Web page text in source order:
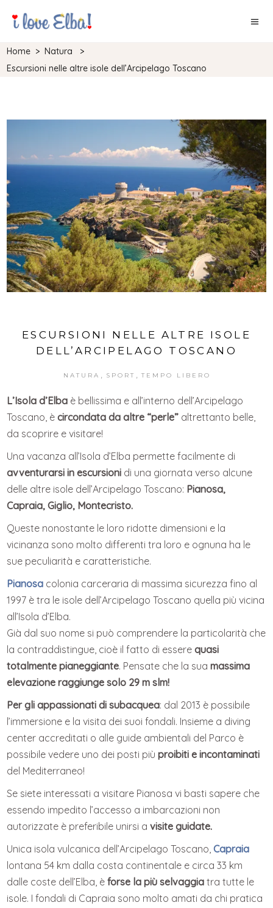
Home >Natura
>
Escursioni nelle altre isole dell’Arcipelago Toscano
ESCURSIONI NELLE ALTRE ISOLE
DELL’ARCIPELAGO TOSCANO
NATURA SPORT TEMPO LIBERO
L’Isola d’Elba è bellissima e all’interno dell’Arcipelago
Toscano, ècircondata da altre “perle” altrettanto belle,
da scoprire e visitare!
Una vacanza all’Isola d’Elba permette facilmente di
avventurarsi in escursioni di una giornata verso alcune
delle altre isole dell’Arcipelago Toscano: Pianosa,
Capraia, Giglio, Montecristo.
Queste nonostante le loro ridotte dimensioni e la
vicinanza sono molto differenti tra loro e ognuna ha le
sue peculiarità e caratteristiche.
Pianosa colonia carceraria di massima sicurezza fino al
1997 è tra le isole dell’Arcipelago Toscano quella più vicina
all’Isola d’Elba.
Già dal suo nome si può comprendere la particolarità che
la contraddistingue, cioè il fatto di essere quasi
totalmente pianeggiante. Pensate che la suamassima
elevazione raggiunge solo 29 m slm!
Per gli appassionati di subacquea: dal 2013 è possibile
l’immersione e la visita dei suoi fondali. Insieme a diving
center accreditati o alle guide ambientali del Parco è
possibile vedere uno dei posti piùproibiti e incontaminati
del Mediterraneo!
Se siete interessati a visitare Pianosa vi basti sapere che
essendo impedito l’accesso a imbarcazioni non
autorizzate è preferibile unirsi avisite guidate.
Unica isola vulcanica dell’Arcipelago Toscano,Capraia
lontana 54 km dalla costa continentale e circa 33 km
dalle coste dell’Elba, èforse la più selvaggia tra tutte le
isole. I fondali di Capraia sono molto amati da chi pratica